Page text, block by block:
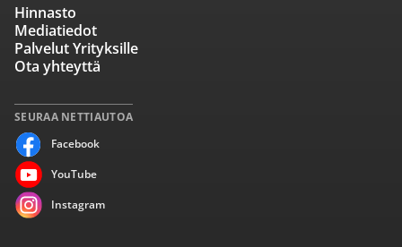
SEURAA NETTIAUTOA
Facebook
YouTube
Instagram
Hinnasto
Mediatiedot
Palvelut Yrityksille
Ota yhteyttä